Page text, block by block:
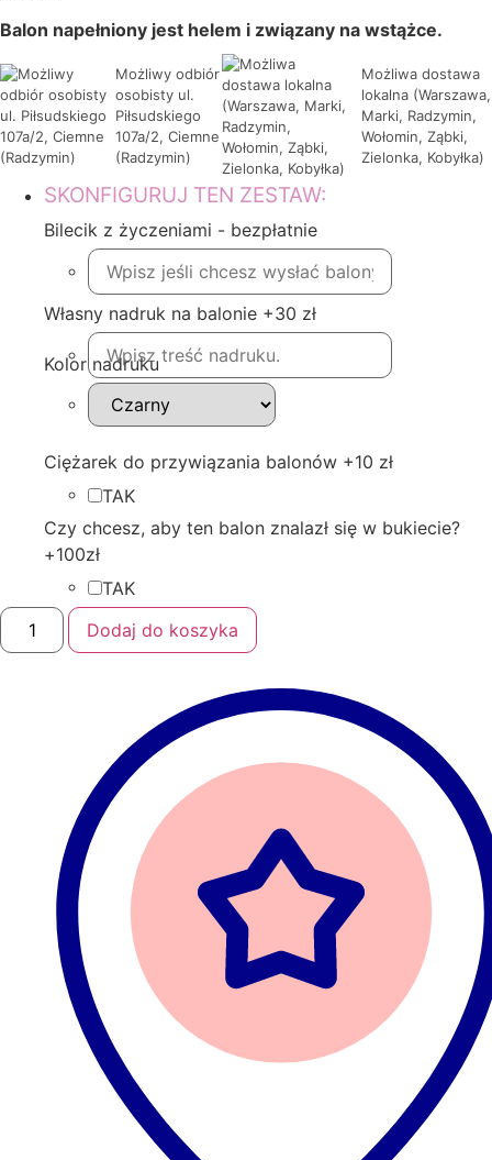
Balon napełniony jest helem i związany na wstążce.
Możliwy odbiór
osobisty ul.
Piłsudskiego
107a/2, Ciemne
(Radzymin)
Możliwa dostawa
lokalna (Warszawa,
Marki, Radzymin,
Wołomin, Ząbki,
Zielonka, Kobyłka)
SKONFIGURUJ TEN ZESTAW:
Bilecik z życzeniami - bezpłatnie
Własny nadruk na balonie +30 zł
Kolor nadruku
Ciężarek do przywiązania balonów +10 zł
TAK
Czy chcesz, aby ten balon znalazł się w bukiecie?
+100zł
TAK
ilość
Balon
Dodaj do koszyka